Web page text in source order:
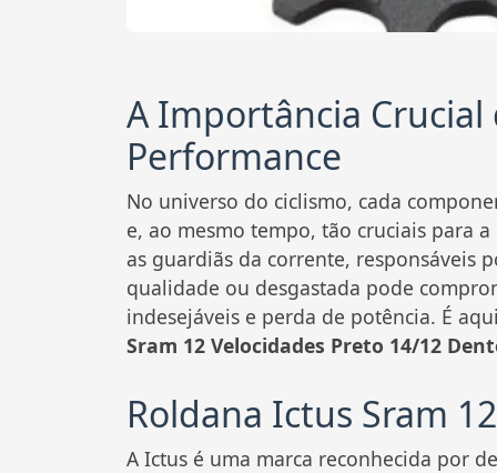
A Importância Crucial
Performance
No universo do ciclismo, cada
e, ao mesmo tempo, tão cruciais para
as guardiãs da corrente, responsáveis
qualidade ou desgastada pode
indesejáveis e perda de potência. É
Sram 12 Velocidades Preto 14/12
Roldana Ictus Sram
A Ictus é uma marca reconhecida por